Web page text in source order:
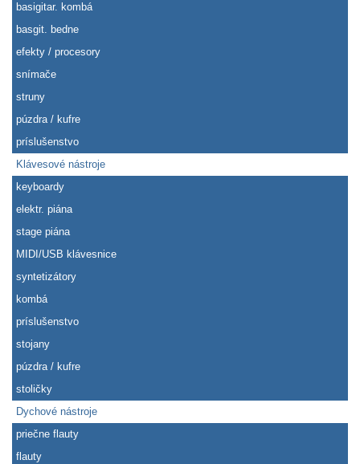
basigitar. kombá
basgit. bedne
efekty / procesory
snímače
struny
púzdra / kufre
príslušenstvo
Klávesové nástroje
keyboardy
elektr. piána
stage piána
MIDI/USB klávesnice
syntetizátory
kombá
príslušenstvo
stojany
púzdra / kufre
stoličky
Dychové nástroje
priečne flauty
flauty